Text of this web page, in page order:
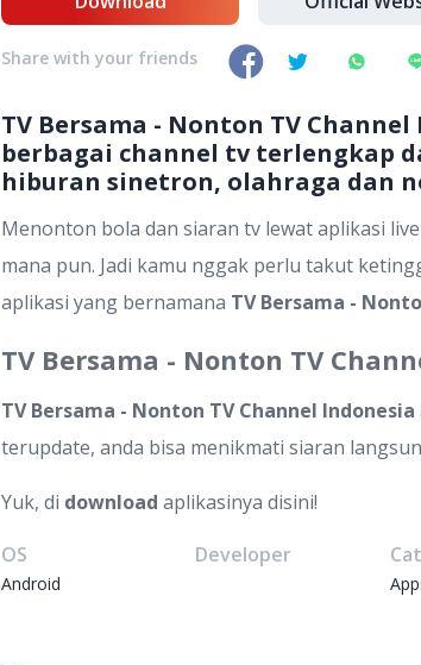
TV Bersama - Nonton TV
berbagai channel tv terlengkap
hiburan sinetron, olahraga dan
Menonton bola dan siaran tv lewat aplikasi
mana pun. Jadi kamu nggak perlu takut
aplikasi yang bernamana TV Bersama -
TV Bersama - Nonton TV
TV Bersama - Nonton TV Channel Indonesia
terupdate, anda bisa menikmati siaran
Yuk, di download aplikasinya disini!
OS
Android
Developer
Share with your friends